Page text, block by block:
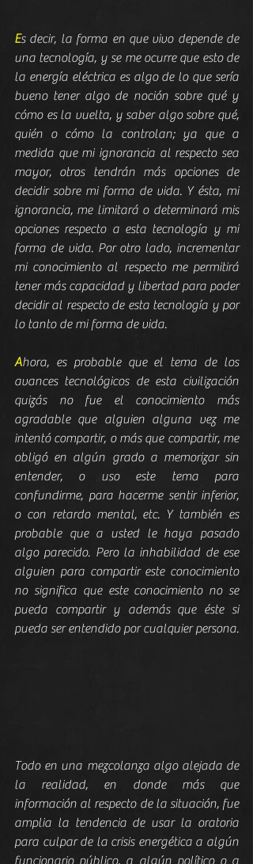
Es decir, la forma en que vivo depende de
una tecnología, y se me ocurre que esto de
la energía eléctrica es algo de lo que sería
bueno tener algo de noción sobre qué y
cómo es la vuelta, y saber algo sobre qué,
quién o cómo la controlan; ya que a
medida que mi ignorancia al respecto sea
mayor, otros tendrán más opciones de
decidir sobre mi forma de vida. Y ésta, mi
ignorancia, me limitará o determinará mis
opciones respecto a esta tecnología y mi
forma de vida. Por otro lado, incrementar
mi conocimiento al respecto me permitirá
tener más capacidad y libertad para poder
decidir al respecto de esta tecnología y por
lo tanto de mi forma de vida.
Ahora, es probable que el tema de los
avances tecnológicos de esta civilización
quizás no fue el conocimiento más
agradable que alguien alguna vez me
intentó compartir, o más que compartir, me
obligó en algún grado a memorizar sin
entender, o uso este tema para
confundirme, para hacerme sentir inferior,
o con retardo mental, etc. Y también es
probable que a usted le haya pasado
algo parecido. Pero la inhabilidad de ese
alguien para compartir este conocimiento
no significa que este conocimiento no se
pueda compartir y además que éste si
pueda ser entendido por cualquier persona.
Todo en una mezcolanza algo alejada de
la realidad, en donde más que
información al respecto de la situación, fue
amplia la tendencia de usar la oratoria
para culpar de la crisis energética a algún
funcionario público, a algún político o a